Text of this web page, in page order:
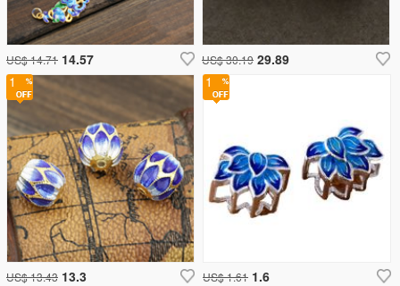
US$ 30.19 29.89
1
US$ 13.43 13.3
1
US$ 1.61 1.6
US$ 14.71 14.57